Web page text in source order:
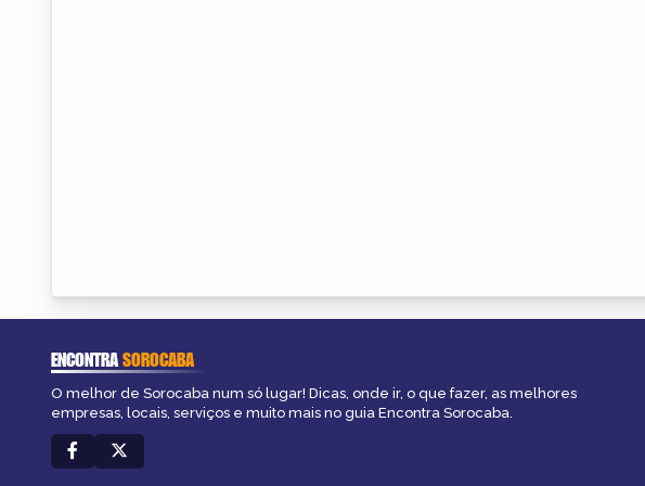
ENCONTRASOROCABA
O melhor de Sorocaba num só lugar! Dicas, onde ir, o que fazer, as melhores
empresas, locais, serviços e muito mais no guia Encontra Sorocaba.